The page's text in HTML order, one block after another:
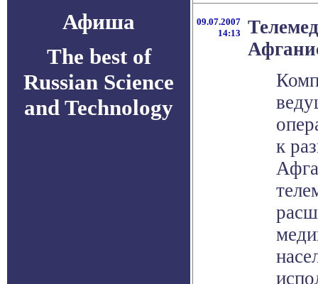
Афиша
The best of
Russian Science
and Technology
09.07.2007
14:13
к